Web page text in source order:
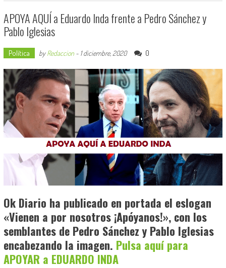
APOYA AQUÍ a Eduardo Inda frente a Pedro Sánchez y
Pablo Iglesias
Política byRedaccion- 1 diciembre, 2020 0
Ok Diario ha publicado en portada el eslogan
«Vienen a por nosotros ¡Apóyanos!», con los
semblantes de Pedro Sánchez y Pablo Iglesias
encabezando la imagen. Pulsa aquí para
APOYAR a EDUARDO INDA